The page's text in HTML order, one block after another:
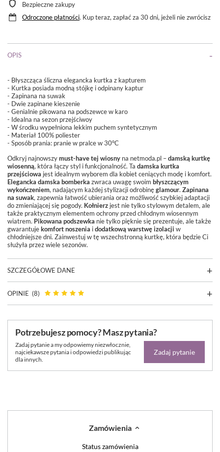
Bezpieczne zakupy
Odroczone płatności. Kup teraz, zapłać za 30 dni, jeżeli nie zwrócisz
OPIS
- Błyszcząca śliczna elegancka kurtka z kapturem
- Kurtka posiada modną stójkę i odpinany kaptur
- Zapinana na suwak
- Dwie zapinane kieszenie
- Genialnie pikowana na podszewce w karo
- Idealna na sezon przejściwoy
- W środku wypełniona lekkim puchem syntetycznym
- Materiał 100% poliester
- Sposób prania: pranie w pralce w 30°C
Odkryj najnowszymust-have tej wiosny na netmoda.pl –damską kurtkę
wiosenną, która łączy styl i funkcjonalność. Ta damska kurtka
przejściowa jest idealnym wyborem dla kobiet ceniących modę i komfort.
Elegancka damska bomberka zwraca uwagę swoim błyszczącym
wykończeniem, nadającym każdej stylizacji odrobinęglamour. Zapinana
na suwak, zapewnia łatwość ubierania oraz możliwość szybkiej adaptacji
do zmieniającej się pogody. Kołnierz jest nie tylko stylowym detalem, ale
także praktycznym elementem ochrony przed chłodnym wiosennym
wiatrem. Pikowana podszewka nie tylko pięknie się prezentuje, ale także
gwarantujekomfort noszenia idodatkową warstwę izolacji w
chłodniejsze dni. Zainwestuj w tę wszechstronną kurtkę, która będzie Ci
służyła przez wiele sezonów.
SZCZEGÓŁOWE DANE
OPINIE (8)
Potrzebujesz pomocy? Masz pytania?
Zadaj pytanie a my odpowiemy niezwłocznie,
najciekawsze pytania i odpowiedzi publikując
dla innych.
Zadaj pytanie
Zamówienia
Status zamówienia